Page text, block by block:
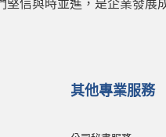
堅信與時並進，是企業發展
其他專業服務